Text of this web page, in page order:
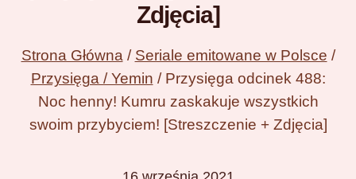
Zdjęcia]
Strona Główna / Seriale emitowane w Polsce /
Przysięga / Yemin / Przysięga odcinek 488:
Noc henny! Kumru zaskakuje wszystkich
swoim przybyciem! [Streszczenie + Zdjęcia]